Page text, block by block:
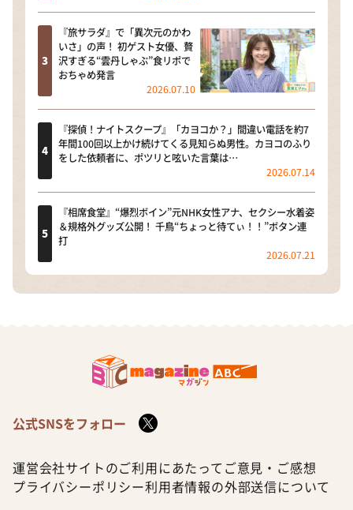
『旅サラダ』で「異次元のかわ
いさ」の声！ 初ゲスト女優、贅
沢すぎる“雲丹しゃぶ”食リポで
おちゃめ発言
2026.07.10
『探偵！ナイトスクープ』「カヨコか？」間違い電話を約7
年間100回以上かけ続けてくる見知らぬ男性。カヨコのふり
をした依頼者に、ポツリと呟いた言葉は…
2026.07.14
『相席食堂』“爆烈ボイン”元NHK女性アナ、セクシー水着姿
＆規格外グッズ公開！ 千鳥“ちょっと待てぃ！！”ボタン連
打
2026.07.21
公式SNSをフォロー
運営会社サイトのご利用にあたって ご意見・ご感想
プライバシーポリシー利用者情報の外部送信について